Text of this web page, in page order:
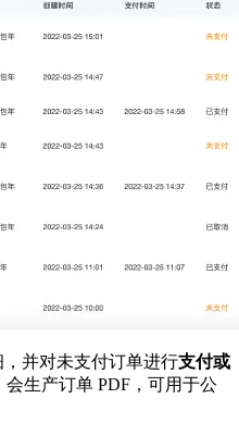
并对未支付订单进行支付或
生产订单 PDF，可用于公